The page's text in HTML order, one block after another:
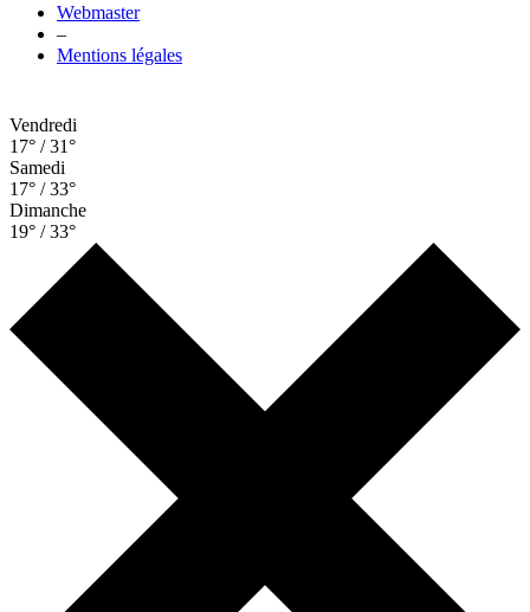
Webmaster
–
Mentions légales
Vendredi
17° / 31°
Samedi
17° / 33°
Dimanche
19° / 33°